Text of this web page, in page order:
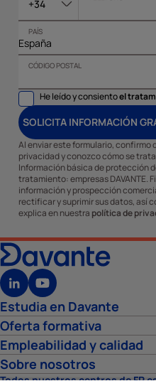
+34
PAÍS
CÓDIGO POSTAL
He leído y consientoel
SOLICITA INFORMACIÓN
Al enviar este formulario, confirmo
privacidad y conozco cómo se
Información básica de protección
tratamiento: empresas DAVANTE.
información y prospección
rectificar y suprimir sus datos, así
explica en nuestra política de
Estudia en Davante
Oferta formativa
Empleabilidad y calidad
Sobre nosotros